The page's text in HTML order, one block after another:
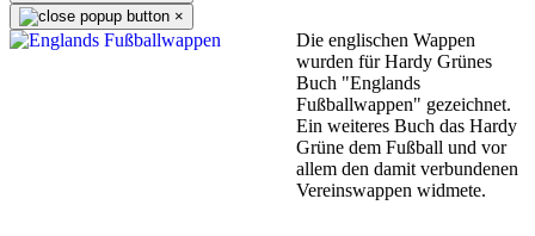
×
Die englischen Wappen
wurden für Hardy Grünes
Buch "Englands
Fußballwappen" gezeichnet.
Ein weiteres Buch das Hardy
Grüne dem Fußball und vor
allem den damit verbundenen
Vereinswappen widmete.